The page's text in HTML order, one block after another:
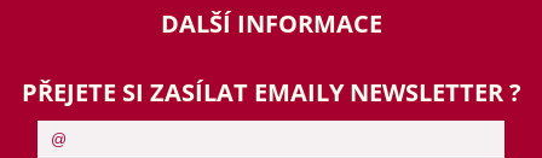
DALŠÍ INFORMACE
PŘEJETE SI ZASÍLAT EMAILY NEWSLETTER ?